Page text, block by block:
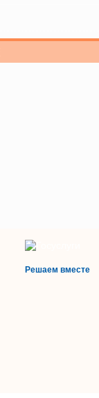
Решаем вместе